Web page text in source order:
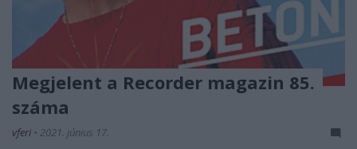
Megjelent a Recorder magazin 85.
száma
vferi • 2021. június 17.